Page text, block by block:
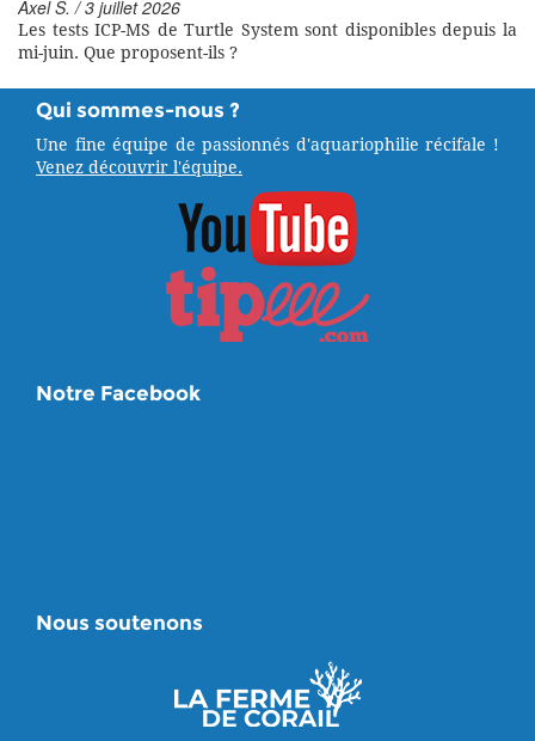
Axel S. / 3 juillet 2026
Les tests ICP-MS de Turtle System sont disponibles depuis la
mi-juin. Que proposent-ils ?
Qui sommes-nous ?
Une fine équipe de passionnés d'aquariophilie récifale !
Venez découvrir l'équipe.
Notre Facebook
Nous soutenons